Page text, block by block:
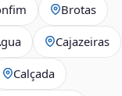
Brotas
Cajazeiras
Calçada